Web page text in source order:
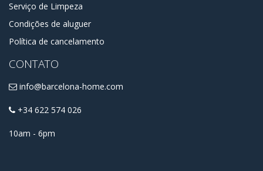
Serviço de Limpeza
Condições de aluguer
Política de cancelamento
CONTATO
info@barcelona-home.com
+34 622 574 026
10am - 6pm